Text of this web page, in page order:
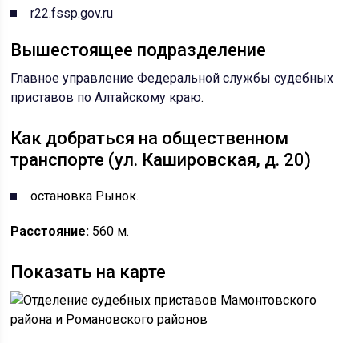
r22.fssp.gov.ru
Вышестоящее подразделение
Главное управление Федеральной службы судебных
приставов по Алтайскому краю.
Как добраться на общественном
транспорте (ул. Кашировская, д. 20)
остановка Рынок.
Расстояние: 560 м.
Показать на карте